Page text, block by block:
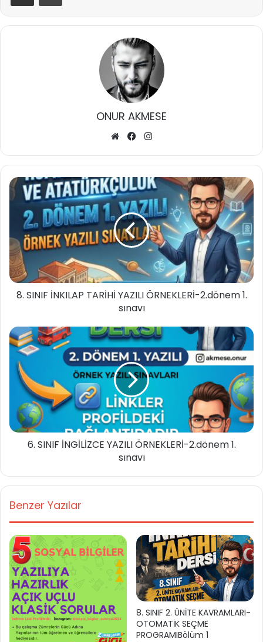
ONUR AKMESE
Web
Facebook
8. SINIF İNKILAP TARİHİ YAZILI ÖRNEKLERİ-2.dönem 1.
sınavı
6. SINIF İNGİLİZCE YAZILI ÖRNEKLERİ-2.dönem 1.
sınavı
Benzer Yazılar
8. SINIF 2. ÜNİTE KAVRAMLARI-
OTOMATİK SEÇME
PROGRAMIBölüm 1